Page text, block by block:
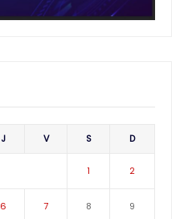
J V S D
1 2
6 7 8 9